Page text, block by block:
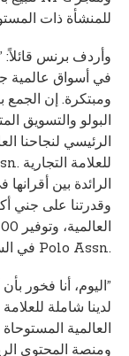
للمنشأة ذات
وأردف برنس
في أسواق عالمية
ومبتكرة. إن الجمع
البولو والتسويق
الرئيسي لنجاحنا
الرائدة بين
Polo Assn.‎ في السنوات القادمة”.
لدينا شاملة
ومنصة المحتوى